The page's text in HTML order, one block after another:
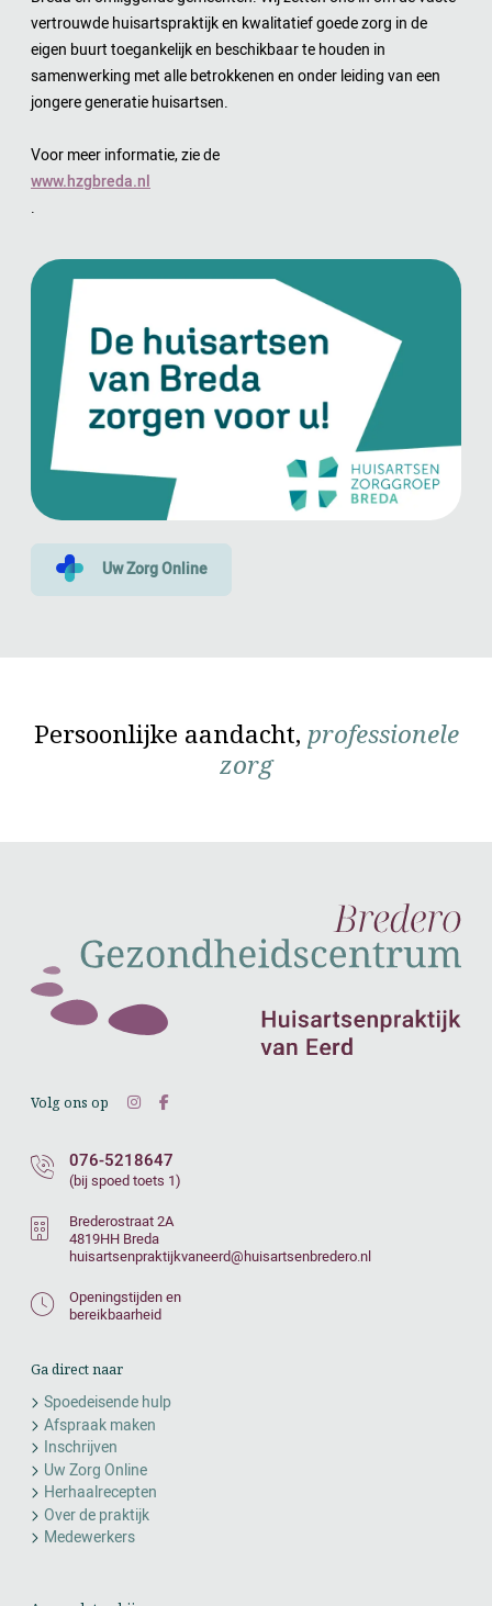
vertrouwde huisartspraktijk en kwalitatief goede zorg in de
eigen buurt toegankelijk en beschikbaar te houden in
samenwerking met alle betrokkenen en onder leiding van een
jongere generatie huisartsen.
Voor meer informatie, zie de
www.hzgbreda.nl
.
Uw Zorg Online
Persoonlijke aandacht, professionele
zorg
Volg ons op
076-5218647
(bij spoed toets 1)
Brederostraat 2A
4819HH Breda
huisartsenpraktijkvaneerd@huisartsenbredero.nl
Openingstijden en
bereikbaarheid
Ga direct naar
Spoedeisende hulp
Afspraak maken
Inschrijven
Uw Zorg Online
Herhaalrecepten
Over de praktijk
Medewerkers